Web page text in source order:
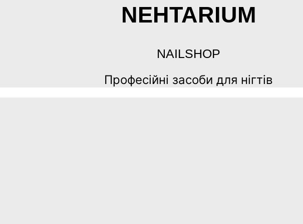
NEHTARIUM
NAILSHOP
Професійні засоби для нігтів